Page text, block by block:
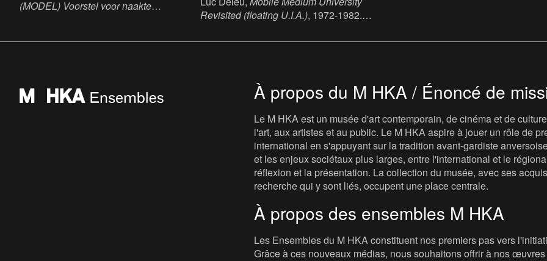
(MODEL) Voorstel voor naakte
Montreal in 1976], 1976. Print, ink, paper,
Revisited (floating U.I.A.), 1972-1982.
110 x 60 x 25 cm.
1975. Print, ink, paper, 115 x 98.5 cm.
À propos du M HKA / Énoncé de
Le M HKA est un musée d'art contemporain, de cinéma et de
l'art, aux artistes et au public. Le M HKA aspire à jouer un rôle de
international en s'appuyant sur la tradition avant-gardiste
et les enjeux sociétaux plus larges, entre l'international et le
réflexion et la présentation. La collection du musée, avec ses
recherche qui y sont liés, occupent une place centrale.
À propos des ensembles M HKA
Les Ensembles du M HKA constituent nos premiers pas vers
Grâce à ces nouveaux médias, nous souhaitons offrir à nos